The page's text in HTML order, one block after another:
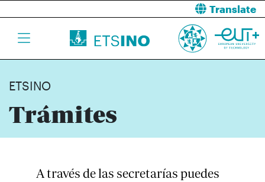
Translate
ETSINO
Trámites
A través de las secretarías puedes